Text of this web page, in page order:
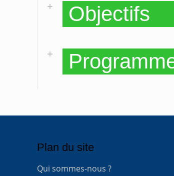
Objectifs
Plan du site
Qui sommes-nous ?